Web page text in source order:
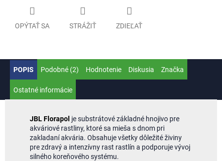
OPÝTAŤ SA STRÁŽIŤ ZDIEĽAŤ
POPIS Podobné (2) Hodnotenie Diskusia Značka
Ostatné informácie
JBL Florapol je substrátové základné hnojivo pre
akváriové rastliny, ktoré sa mieša s dnom pri
zakladaní akvária. Obsahuje všetky dôležité živiny
pre zdravý a intenzívny rast rastlín a podporuje vývoj
silného koreňového systému.